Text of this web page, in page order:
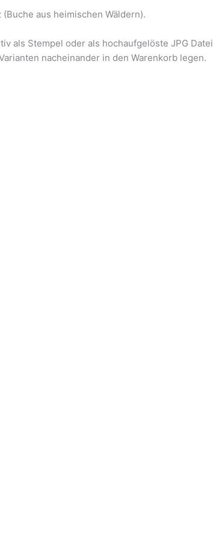
aus heimischen Wäldern).
als Stempel oder als hochaufgelöste JPG Datei
nacheinander in den Warenkorb legen.